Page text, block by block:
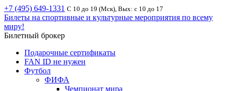
+7 (495) 649-1331 С 10 до 19 (Мск), Вых: с 10 до 17
Билеты на спортивные и культурные мероприятия по всему
миру!
Билетный брокер
Подарочные сертификаты
FAN ID не нужен
Футбол
ФИФА
Чемпионат мира